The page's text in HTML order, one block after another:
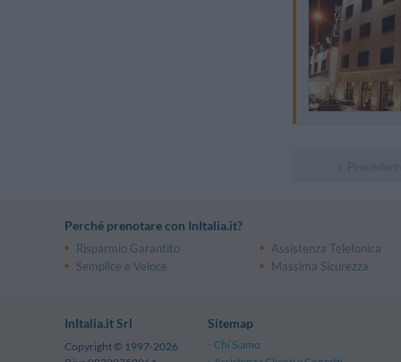
Perché prenotare con InItalia.it?
Risparmio Garantito Assistenza Telefonica
Semplice e Veloce
Massima Sicurezza
InItalia.it Srl
Copyright © 1997-2026
Sitemap
Chi Siamo